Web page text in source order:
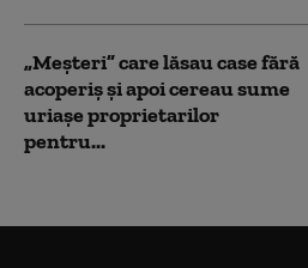
„Meșteri” care lăsau case fără
acoperiș și apoi cereau sume
uriașe proprietarilor
pentru...